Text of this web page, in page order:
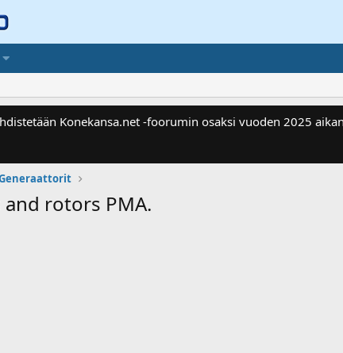
Konekansa.net -foorumin osaksi vuoden 2025
rotors PMA.